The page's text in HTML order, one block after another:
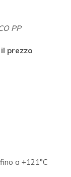
PP
prezzo
a +121°C